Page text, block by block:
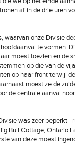
af in de drie uren
waarvan onze Divisie
te vormen.
moest toezien en de
op die van de
op haar front terwijl
moest ze de
de centrale aanval
was zeer beperkt -
Bull Cottage, Ontario
van deze moest